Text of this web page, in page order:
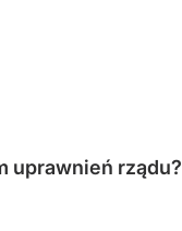
uprawnień rządu?